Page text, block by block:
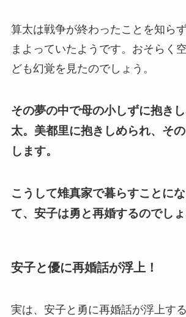
算太は戦争が終わったことを知ら
まよっていたようです。おそらく
ども幻覚を見たのでしょう。
その夢の中で母の小しずに抱き
太。美都里に抱きしめられ、そ
します。
こうして雉真家で暮らすことに
て、安子は勇と再婚するのでし
安子と優に再婚話が浮上！
実は、安子と勇に再婚話が浮上する